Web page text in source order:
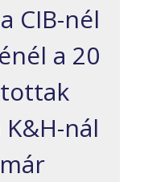
CIB-nél
a 20
nál